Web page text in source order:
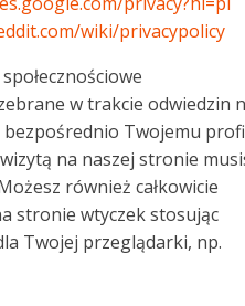
wiki/privacypolicy
w trakcie odwiedzin
Twojemu
na naszej stronie
również całkowicie
stronie wtyczek stosując
Twojej przeglądarki, np.